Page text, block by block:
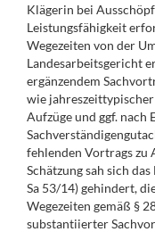
Klägerin bei
Leistungsfähigkeit
Wegezeiten von der
Landesarbeitsgericht
ergänzendem
wie
Aufzüge und ggf. nach
fehlenden Vortrags zu
Schätzung sah sich
Sa 53/14) gehindert,
Wegezeiten gemäß §
substantiierter